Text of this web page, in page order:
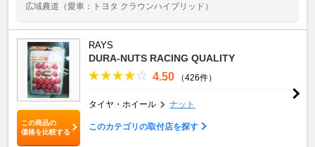
広域農道 （愛車：トヨタ クラウンハイブリッド）
この商品の
価格を比較する
RAYS
DURA-NUTS RACING QUALITY
4.50 （426件）
タイヤ・ホイール ナット
このカテゴリの取付店を探す